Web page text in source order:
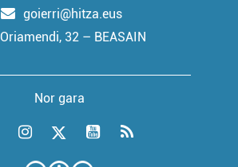
goierri@hitza.eus
Oriamendi, 32 – BEASAIN
Nor gara